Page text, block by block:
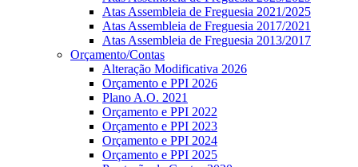
Atas Assembleia de Freguesia 2021/2025
Atas Assembleia de Freguesia 2017/2021
Atas Assembleia de Freguesia 2013/2017
Orçamento/Contas
Alteração Modificativa 2026
Orçamento e PPI 2026
Plano A.O. 2021
Orçamento e PPI 2022
Orçamento e PPI 2023
Orçamento e PPI 2024
Orçamento e PPI 2025